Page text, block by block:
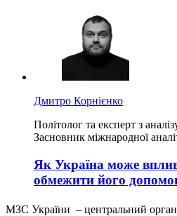
Дмитро Корнієнко
Політолог та експерт з
Засновник міжнародної
Як Україна може
обмежити його
МЗС України – центральний орган